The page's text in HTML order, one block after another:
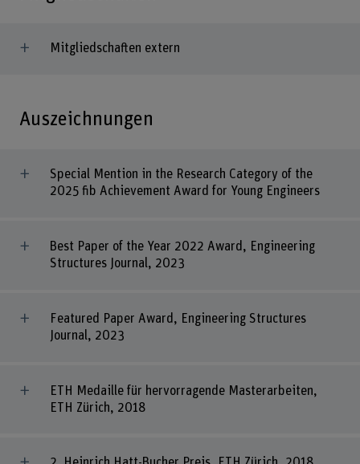
Mitgliedschaften extern
Auszeichnungen
Special Mention in the Research Category of the
2025 fib Achievement Award for Young Engineers
Best Paper of the Year 2022 Award, Engineering
Structures Journal, 2023
Featured Paper Award, Engineering Structures
Journal, 2023
ETH Medaille für hervorragende Masterarbeiten,
ETH Zürich, 2018